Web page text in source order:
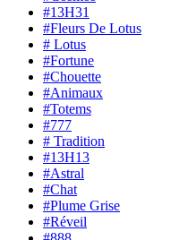
#13H31
#Fleurs De Lotus
# Lotus
#Fortune
#Chouette
#Animaux
#Totems
#777
# Tradition
#13H13
#Astral
#Chat
#Plume Grise
#Réveil